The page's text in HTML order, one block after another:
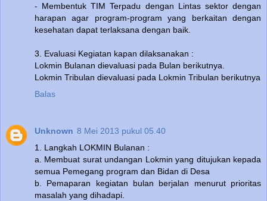
- Membentuk TIM Terpadu dengan Lintas sektor dengan
harapan agar program-program yang berkaitan dengan
kesehatan dapat terlaksana dengan baik.
3. Evaluasi Kegiatan kapan dilaksanakan :
Lokmin Bulanan dievaluasi pada Bulan berikutnya.
Lokmin Tribulan dievaluasi pada Lokmin Tribulan berikutnya
Balas
Unknown 8 Mei 2013 pukul 05.40
1. Langkah LOKMIN Bulanan :
a. Membuat surat undangan Lokmin yang ditujukan kepada
semua Pemegang program dan Bidan di Desa
b. Pemaparan kegiatan bulan berjalan menurut prioritas
masalah yang dihadapi.